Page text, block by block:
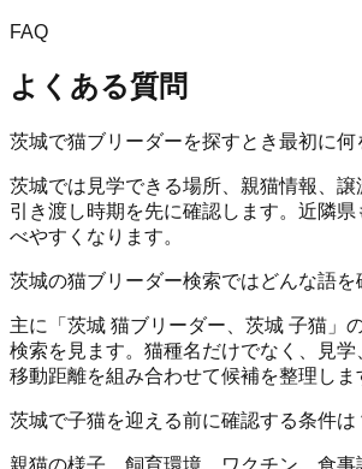
FAQ
よくある質問
茨城で猫ブリーダーを探すとき最初に何
茨城では見学できる場所、親猫情報、譲
引き渡し時期を先に確認します。近隣
べやすくなります。
茨城の猫ブリーダー検索ではどんな語を
主に「茨城 猫ブリーダー、茨城 子猫」
検索を見ます。猫種名だけでなく、見学
移動距離を組み合わせて候補を整理しま
茨城で子猫を迎える前に確認する条件は
親猫の様子、飼育環境、ワクチン、食